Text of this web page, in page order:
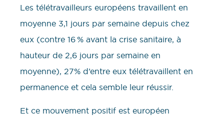
Les télétravailleurs européens travaillent en
moyenne 3,1 jours par semaine depuis chez
eux (contre 16 % avant la crise sanitaire, à
hauteur de 2,6 jours par semaine en
moyenne), 27% d’entre eux télétravaillent en
permanence et cela semble leur réussir.
Et ce mouvement positif est européen